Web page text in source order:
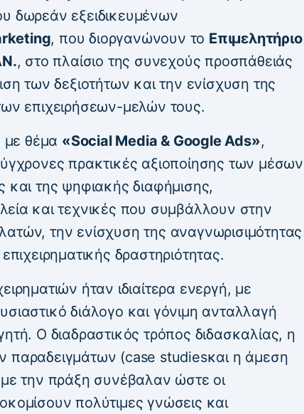
δωρεάν εξειδικευμένων
, που διοργανώνουν το Επιμελητήριο
, στο πλαίσιο της συνεχούς προσπάθειάς
των δεξιοτήτων και την ενίσχυση της
επιχειρήσεων-μελών τους.
με θέμα «Social Media & Google Ads»,
πρακτικές αξιοποίησης των μέσων
και της ψηφιακής διαφήμισης,
και τεχνικές που συμβάλλουν στην
την ενίσχυση της αναγνωρισιμότητας
δραστηριότητας.
ήταν ιδιαίτερα ενεργή, με
διάλογο και γόνιμη ανταλλαγή
Ο διαδραστικός τρόπος διδασκαλίας, η
παραδειγμάτων (case studiesκαι η άμεση
την πράξη συνέβαλαν ώστε οι
πολύτιμες γνώσεις και